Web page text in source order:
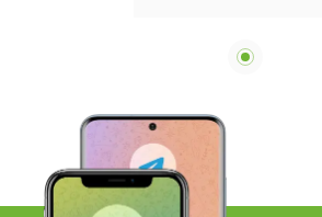
машина 76 мм на
шліфувальна машина
19500 об/хв в кейсі